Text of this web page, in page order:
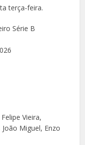
terça-feira.
Série B
Vieira,
Miguel, Enzo